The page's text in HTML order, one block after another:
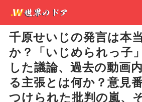
千原せいじの発言は本
か？「いじめられっ子
した議論、過去の動画
る主張とは何か？意見
つけられた批判の嵐、